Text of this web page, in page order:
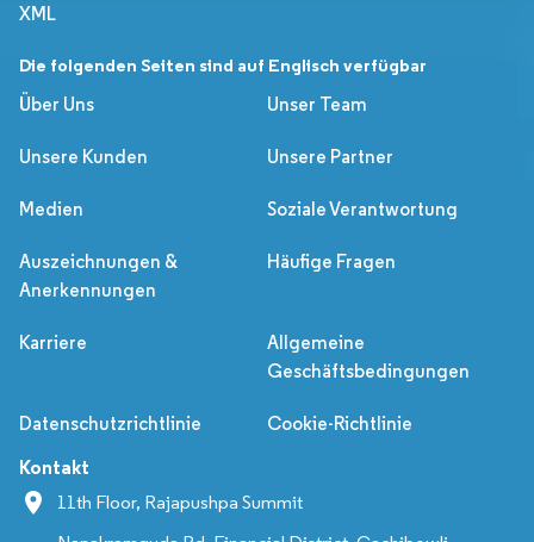
XML
Die folgenden Seiten sind auf Englisch verfügbar
Über Uns
Unser Team
Unsere Kunden Unsere Partner
Medien Soziale Verantwortung
Auszeichnungen &
Anerkennungen
Häufige Fragen
Karriere
Allgemeine
Geschäftsbedingungen
Datenschutzrichtlinie Cookie-Richtlinie
Kontakt
11th Floor, Rajapushpa Summit